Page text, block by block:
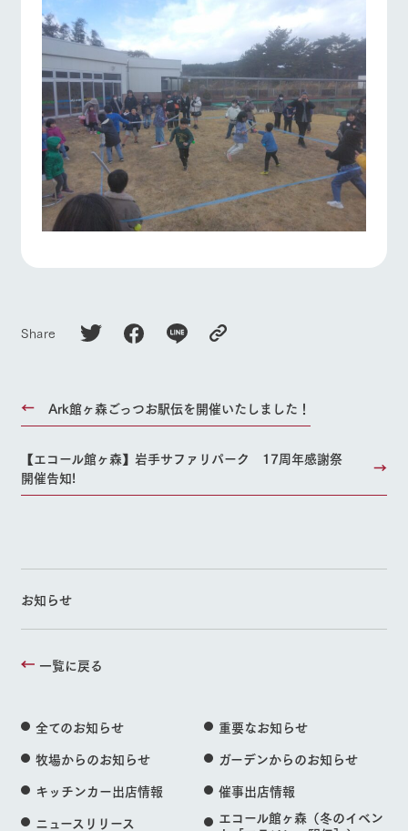
Share
Ark館ヶ森ごっつお駅伝を開催いたしました！
【エコール館ヶ森】岩手サファリパーク 17周年感謝祭
開催告知!
お知らせ
一覧に戻る
全てのお知らせ
重要なお知らせ
牧場からのお知らせ
ガーデンからのお知らせ
キッチンカー出店情報
催事出店情報
ニュースリリース
エコール館ヶ森（冬のイベン